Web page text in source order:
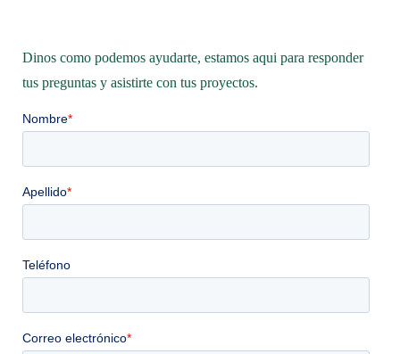
Dinos como podemos ayudarte, estamos aqui para responder
tus preguntas y asistirte con tus proyectos.